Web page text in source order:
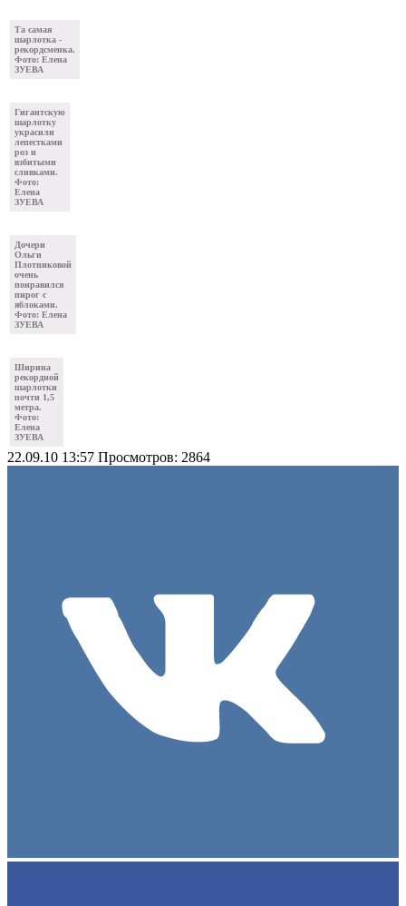
Та самая
шарлотка -
рекордсменка.
Фото: Елена
ЗУЕВА
Гигантскую
шарлотку
украсили
лепестками
роз и
взбитыми
сливками.
Фото:
Елена
ЗУЕВА
Дочери
Ольги
Плотниковой
очень
понравился
пирог с
яблоками.
Фото: Елена
ЗУЕВА
Ширина
рекордной
шарлотки
почти 1,5
метра.
Фото:
Елена
ЗУЕВА
22.09.10 13:57 Просмотров: 2864